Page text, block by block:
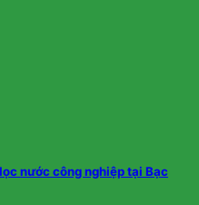
nước công nghiệp tại Bạc